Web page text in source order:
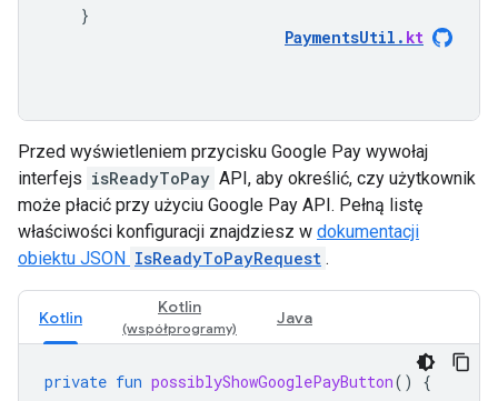
}
PaymentsUtil . kt
Przed wyświetleniem przycisku Google Pay wywołaj
interfejs isReadyToPay API, aby określić, czy użytkownik
może płacić przy użyciu Google Pay API. Pełną listę
właściwości konfiguracji znajdziesz w dokumentacji
obiektu JSON IsReadyToPayRequest .
Kotlin
Kotlin
Java
private fun possiblyShowGooglePayButton() {